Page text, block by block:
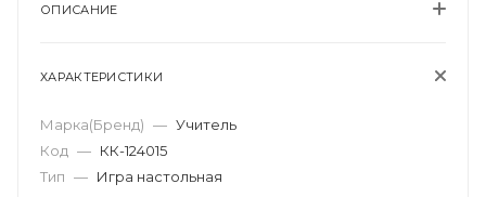
ОПИСАНИЕ
ХАРАКТЕРИСТИКИ
Марка(Бренд) — Учитель
Код — КК-124015
Тип — Игра настольная